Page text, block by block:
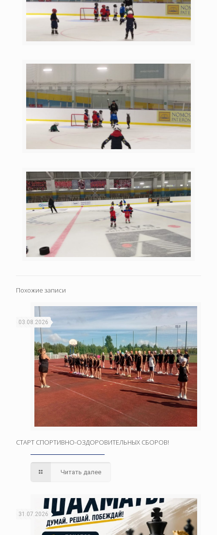
Похожие записи
03.08.2026
СТАРТ СПОРТИВНО-ОЗДОРОВИТЕЛЬНЫХ СБОРОВ!
Читать далее
31.07.2026